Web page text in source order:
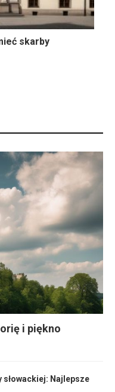
skarby
i piękno
słowackiej: Najlepsze